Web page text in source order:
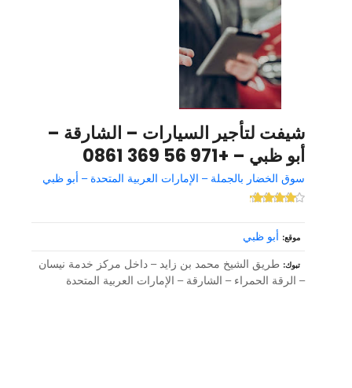
شيفت لتأجير السيارات – الشارقة –
أبو ظبي – +971 56 369 0861
سوق الخضار بالجملة – الإمارات العربية المتحدة – أبو ظبي
موقع أبو ظبي
تبوك طريق الشيخ محمد بن زايد – داخل مركز خدمة نيسان
– الرقة الحمراء – الشارقة – الإمارات العربية المتحدة